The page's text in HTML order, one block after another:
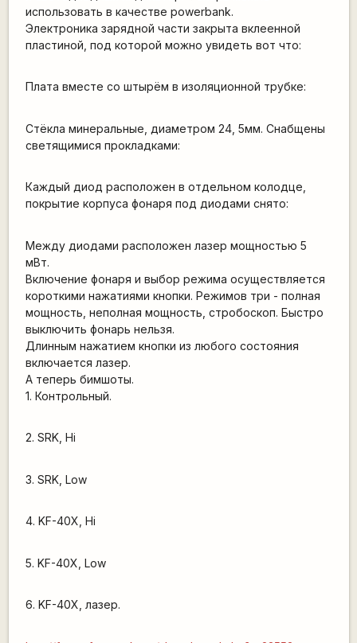
использовать в качестве powerbank.
Электроника зарядной части закрыта вклеенной
пластиной, под которой можно увидеть вот что:
Плата вместе со штырём в изоляционной трубке:
Стёкла минеральные, диаметром 24, 5мм. Снабщены
светящимися прокладками:
Каждый диод расположен в отдельном колодце,
покрытие корпуса фонаря под диодами снято:
Между диодами расположен лазер мощностью 5
мВт.
Включение фонаря и выбор режима осуществляется
короткими нажатиями кнопки. Режимов три - полная
мощность, неполная мощность, стробоскоп. Быстро
выключить фонарь нельзя.
Длинным нажатием кнопки из любого состояния
включается лазер.
А теперь бимшоты.
1. Контрольный.
2. SRK, Hi
3. SRK, Low
4. KF-40X, Hi
5. KF-40X, Low
6. KF-40X, лазер.